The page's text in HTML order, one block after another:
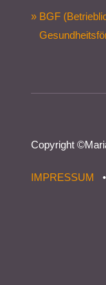
» BGF
Copyright ©
IMPRESSUM